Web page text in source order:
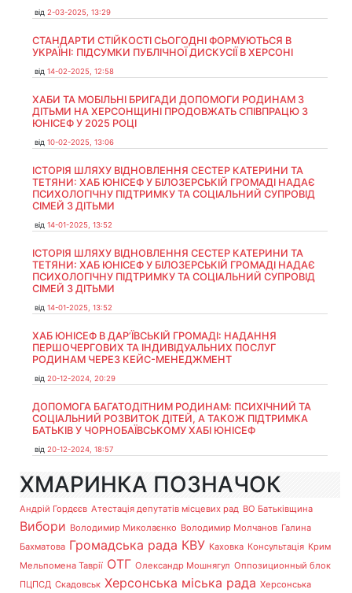
від 2-03-2025, 13:29
СТАНДАРТИ СТІЙКОСТІ СЬОГОДНІ ФОРМУЮТЬСЯ В
УКРАЇНІ: ПІДСУМКИ ПУБЛІЧНОЇ ДИСКУСІЇ В ХЕРСОНІ
від 14-02-2025, 12:58
ХАБИ ТА МОБІЛЬНІ БРИГАДИ ДОПОМОГИ РОДИНАМ З
ДІТЬМИ НА ХЕРСОНЩИНІ ПРОДОВЖАТЬ СПІВПРАЦЮ З
ЮНІСЕФ У 2025 РОЦІ
від 10-02-2025, 13:06
ІСТОРІЯ ШЛЯХУ ВІДНОВЛЕННЯ СЕСТЕР КАТЕРИНИ ТА
ТЕТЯНИ: ХАБ ЮНІСЕФ У БІЛОЗЕРСЬКІЙ ГРОМАДІ НАДАЄ
ПСИХОЛОГІЧНУ ПІДТРИМКУ ТА СОЦІАЛЬНИЙ СУПРОВІД
СІМЕЙ З ДІТЬМИ
від 14-01-2025, 13:52
ІСТОРІЯ ШЛЯХУ ВІДНОВЛЕННЯ СЕСТЕР КАТЕРИНИ ТА
ТЕТЯНИ: ХАБ ЮНІСЕФ У БІЛОЗЕРСЬКІЙ ГРОМАДІ НАДАЄ
ПСИХОЛОГІЧНУ ПІДТРИМКУ ТА СОЦІАЛЬНИЙ СУПРОВІД
СІМЕЙ З ДІТЬМИ
від 14-01-2025, 13:52
ХАБ ЮНІСЕФ В ДАР’ЇВСЬКІЙ ГРОМАДІ: НАДАННЯ
ПЕРШОЧЕРГОВИХ ТА ІНДИВІДУАЛЬНИХ ПОСЛУГ
РОДИНАМ ЧЕРЕЗ КЕЙС-МЕНЕДЖМЕНТ
від 20-12-2024, 20:29
ДОПОМОГА БАГАТОДІТНИМ РОДИНАМ: ПСИХІЧНИЙ ТА
СОЦІАЛЬНИЙ РОЗВИТОК ДІТЕЙ, А ТАКОЖ ПІДТРИМКА
БАТЬКІВ У ЧОРНОБАЇВСЬКОМУ ХАБІ ЮНІСЕФ
від 20-12-2024, 18:57
ХМАРИНКА ПОЗНАЧОК
Андрій Гордєєв Атестація депутатів місцевих рад ВО Батьківщина
Вибори Володимир Миколаєнко Володимир Молчанов Галина
Бахматова Громадська рада КВУ Каховка Консультація Крим
Мельпомена Таврії ОТГ Олександр Мошнягул Оппозиционный блок
ПЦПСД Скадовськ Херсонська міська рада Херсонська